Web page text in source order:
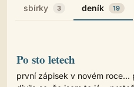
sbírky 3 deník 19
Po sto letech
první zápisek v novém roce...